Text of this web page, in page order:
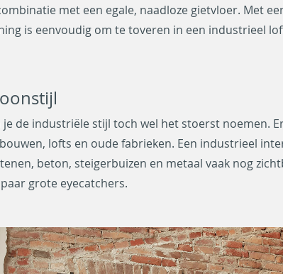
met een egale, naadloze gietvloer. Met
is eenvoudig om te toveren in een industrieel
de industriële stijl toch wel het stoerst noemen.
lofts en oude fabrieken. Een industrieel
beton, steigerbuizen en metaal vaak nog
grote eyecatchers.